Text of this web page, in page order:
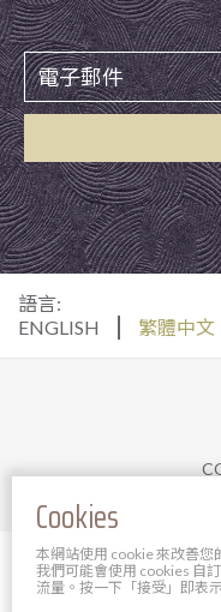
Cookies
本網站使用 cookie 來改善您
我們可能會使用 cookies 自
流量。按一下「接受」即表
語言:
ENGLISH
繁體中文
© 2025 寶軒酒